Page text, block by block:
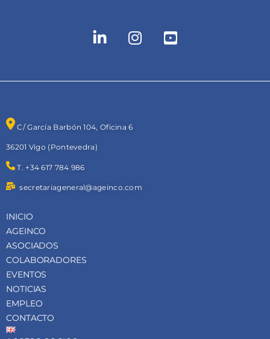
C/ García Barbón 104, Oficina 6
36201 Vigo (Pontevedra)
T. +34 617 784 986
secretariageneral@ageinco.com
INICIO
AGEINCO
ASOCIADOS
COLABORADORES
EVENTOS
NOTICIAS
EMPLEO
CONTACTO